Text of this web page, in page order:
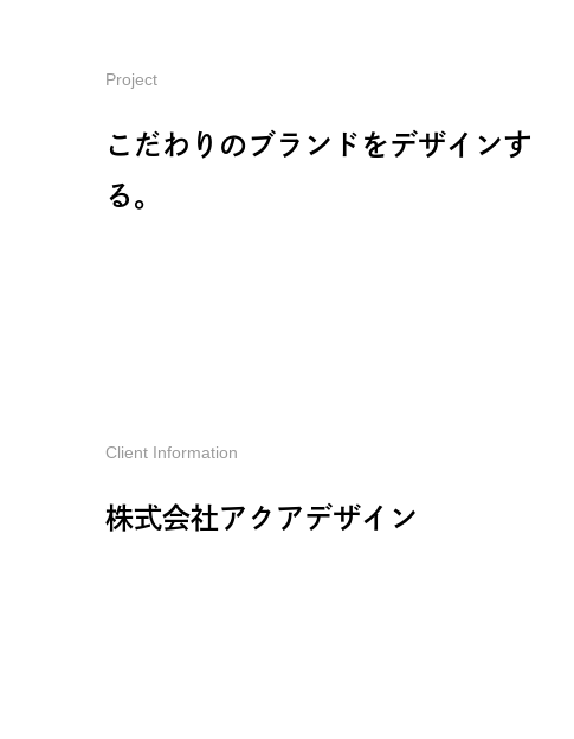
Project
こだわりのブランドをデザインす
る。
Client Information
株式会社アクアデザイン